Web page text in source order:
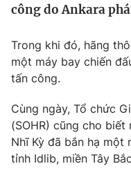
Tin tức
Thế giới đó đây
Câu chuyện quốc tế
Tài chính
Thị trường
Góc doanh nghiệp
Dữ liệu và đời sống
Truyền hình
Phim VTV
Hậu trường
Giải trí
công do Ankara
Trong khi đó, hãng
một máy bay chiến
tấn công.
Cùng ngày, Tổ chức
(SOHR) cũng cho
Nhĩ Kỳ đã bắn hạ một
tỉnh Idlib, miền Tây